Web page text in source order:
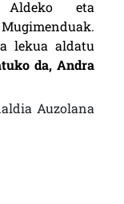
eta
lekua aldatu
da, Andra
Auzolana